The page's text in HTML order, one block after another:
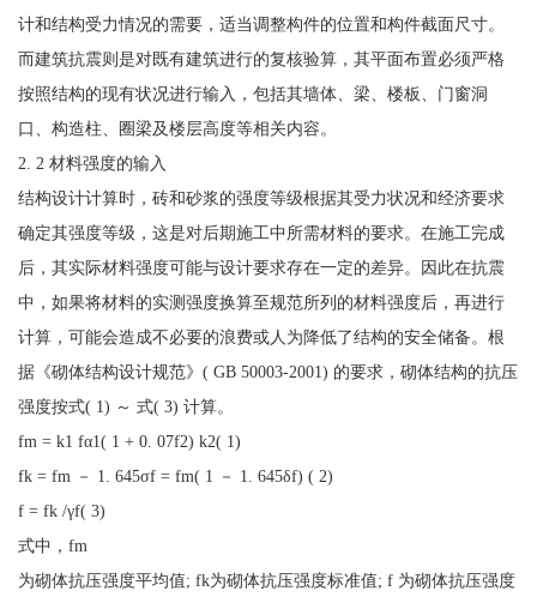
计和结构受力情况的需要，适当调整构件的位置和构件截面尺寸。
而建筑抗震则是对既有建筑进行的复核验算，其平面布置必须严格
按照结构的现有状况进行输入，包括其墙体、梁、楼板、门窗洞
口、构造柱、圈梁及楼层高度等相关内容。
2. 2 材料强度的输入
结构设计计算时，砖和砂浆的强度等级根据其受力状况和经济要求
确定其强度等级，这是对后期施工中所需材料的要求。在施工完成
后，其实际材料强度可能与设计要求存在一定的差异。因此在抗震
中，如果将材料的实测强度换算至规范所列的材料强度后，再进行
计算，可能会造成不必要的浪费或人为降低了结构的安全储备。根
据《砌体结构设计规范》( GB 50003-2001) 的要求，砌体结构的抗压
强度按式( 1) ～ 式( 3) 计算。
fm = k1 fα1( 1 + 0. 07f2) k2( 1)
fk = fm － 1. 645σf = fm( 1 － 1. 645δf) ( 2)
f = fk /γf( 3)
式中，fm
为砌体抗压强度平均值; fk为砌体抗压强度标准值; f 为砌体抗压强度